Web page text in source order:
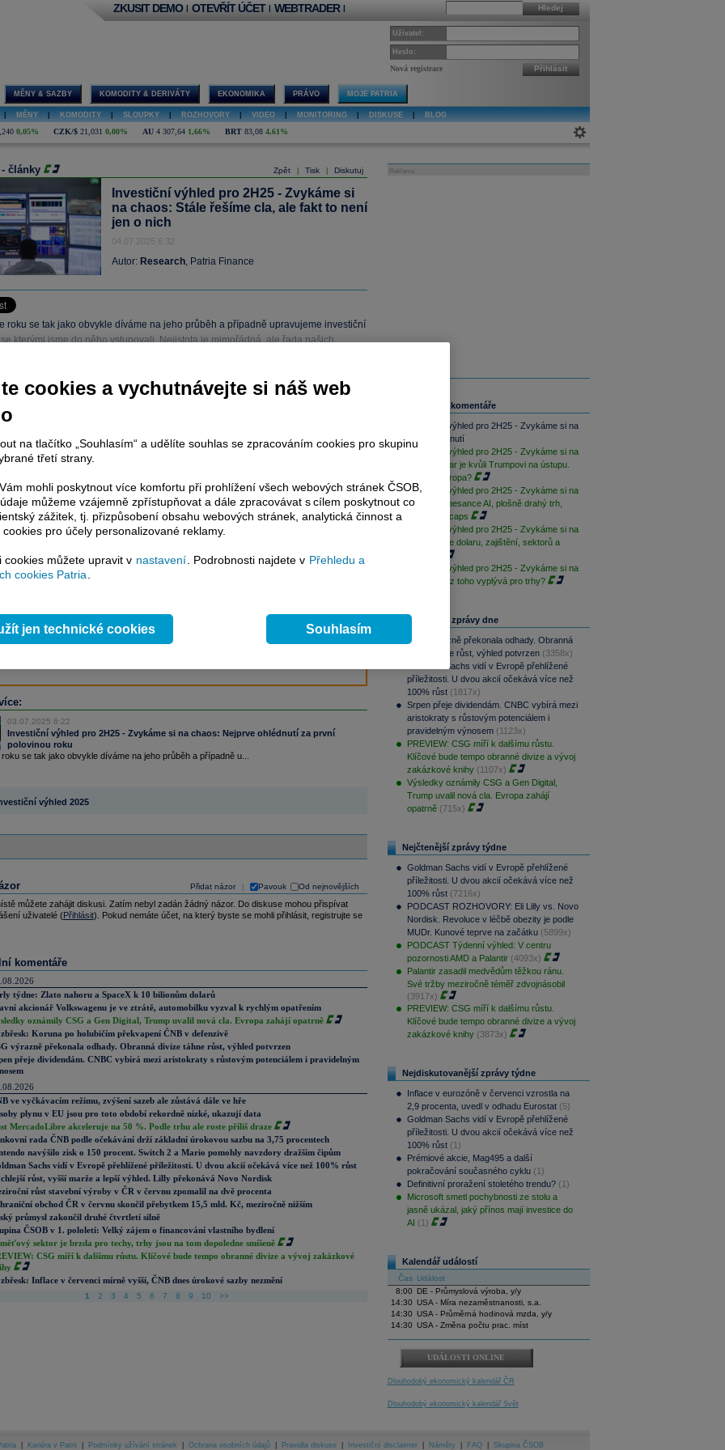
Hledej
ZKUSIT DEMO | OTEVŘÍT ÚČET | WEBTRADER |
Uživatel:
Heslo:
Nová registrace Přihlásit
MĚNY & SAZBY KOMODITY & DERIVÁTY EKONOMIKA PRÁVO MOJE PATRIA
MĚNY KOMODITY SLOUPKY ROZHOVORY VIDEO MONITORING DISKUSE BLOG
0,05% CZK/$ 21,031 0,00% AU 4 307,64 1,66% BRT 83,08 4,61%
Zpět Tisk Diskutuj
- články
Investiční výhled pro 2H25 - Zvykáme si
na chaos: Stále řešíme cla, ale fakt to není
jen o nich
04.07.2025 6:32
Autor: Research, Patria Finance
roku se tak jako obvykle díváme na jeho průběh a případně upravujeme investiční
kterými jsme do něho vstupovali. Nejistota je mimořádná, ale řada našich
článku je dostupné jen klientům placených služeb
služeb, potom je nutné sePřihlásit.
ke
kompletnímu zpravodajství
bez jakýchkoliv omezení. Veškeré
komentáře a horké zprávy jsou
a v plné verzi.
časových řad ke stažení,
avaluace, ekonomickéfundamenty více
03.07.2025 6:22
Investiční výhled pro 2H25 - Zvykáme si na chaos: Nejprve ohlédnutí za první
polovinou roku
se tak jako obvykle díváme na jeho průběh a případně u...
výhled 2025
Přidat názor Pavouk Od nejnovějších
můžete zahájit diskusi. Zatím nebyl zadán žádný názor. Do diskuse mohou přispívat
uživatelé (Přihlásit). Pokud nemáte účet, na který byste se mohli přihlásit, registrujte se
komentáře
týdne: Zlato nahoru a SpaceX k 10 bilionům dolarů
akcionář Volkswagenu je ve ztrátě, automobilku vyzval k rychlým opatřením
oznámily CSG a Gen Digital, Trump uvalil nová cla. Evropa zahájí opatrně
Koruna po holubičím překvapení ČNB v defenzivě
výrazně překonala odhady. Obranná divize táhne růst, výhled potvrzen
přeje dividendám. CNBC vybírá mezi aristokraty s růstovým potenciálem i pravidelným
ve vyčkávacím režimu, zvýšení sazeb ale zůstává dále ve hře
plynu v EU jsou pro toto období rekordně nízké, ukazují data
MercadoLibre akceleruje na 50 %. Podle trhu ale roste příliš draze
rada ČNB podle očekávání drží základní úrokovou sazbu na 3,75 procentech
navýšilo zisk o 150 procent. Switch 2 a Mario pomohly navzdory dražším čipům
Sachs vidí v Evropě přehlížené příležitosti. U dvou akcií očekává více než 100% růst
růst, vyšší marže a lepší výhled. Lilly překonává Novo Nordisk
růst stavební výroby v ČR v červnu zpomalil na dvě procenta
obchod ČR v červnu skončil přebytkem 15,5 mld. Kč, meziročně nižším
průmysl zakončil druhé čtvrtletí silně
ČSOB v 1. pololetí: Velký zájem o financování vlastního bydlení
sektor je brzda pro techy, trhy jsou na tom dopoledne smíšeně
CSG míří k dalšímu růstu. Klíčové bude tempo obranné divize a vývoj zakázkové
Inflace v červenci mírně vyšší, ČNB dnes úrokové sazby nezmění
1 2 3 4 5 6 7 8 9 10 >>
Reklama
Související komentáře
Investiční výhled pro 2H25 - Zvykáme si na
chaos: Shrnutí
Investiční výhled pro 2H25 - Zvykáme si na
chaos: Dolar je kvůli Trumpovi na ústupu.
Co zlato a ropa?
Investiční výhled pro 2H25 - Zvykáme si na
chaos: Renesance AI, plošně drahý trh,
bída small caps
Investiční výhled pro 2H25 - Zvykáme si na
chaos: Role dolaru, zajištění, sektorů a
Investiční výhled pro 2H25 - Zvykáme si na
chaos: Co z toho vyplývá pro trhy?
Nejčtenější zprávy dne
CSG výrazně překonala odhady. Obranná
divize táhne růst, výhled potvrzen (3358x)
Goldman Sachs vidí v Evropě přehlížené
příležitosti. U dvou akcií očekává více než
100% růst (1817x)
Srpen přeje dividendám. CNBC vybírá mezi
aristokraty s růstovým potenciálem i
pravidelným výnosem (1123x)
PREVIEW: CSG míří k dalšímu růstu.
Klíčové bude tempo obranné divize a vývoj
zakázkové knihy (1107x)
Výsledky oznámily CSG a Gen Digital,
Trump uvalil nová cla. Evropa zahájí
opatrně (715x)
Nejčtenější zprávy týdne
Goldman Sachs vidí v Evropě přehlížené
příležitosti. U dvou akcií očekává více než
100% růst (7216x)
PODCAST ROZHOVORY: Eli Lilly vs. Novo
Nordisk. Revoluce v léčbě obezity je podle
MUDr. Kunové teprve na začátku (5899x)
PODCAST Týdenní výhled: V centru
pozornosti AMD a Palantir (4093x)
Palantir zasadil medvědům těžkou ránu.
Své tržby meziročně téměř zdvojnásobil
(3917x)
PREVIEW: CSG míří k dalšímu růstu.
Klíčové bude tempo obranné divize a vývoj
zakázkové knihy (3873x)
Nejdiskutovanější zprávy týdne
Inflace v eurozóně v červenci vzrostla na
2,9 procenta, uvedl v odhadu Eurostat (5)
Goldman Sachs vidí v Evropě přehlížené
příležitosti. U dvou akcií očekává více než
100% růst (1)
Prémiové akcie, Mag495 a další
pokračování současného cyklu (1)
Definitivní proražení stoletého trendu? (1)
Microsoft smetl pochybnosti ze stolu a
jasně ukázal, jaký přínos mají investice do
AI (1)
Kalendář událostí
Čas Událost
8:00
DE - Průmyslová výroba, y/y
14:30 USA - Míra nezaměstnanosti, s.a.
14:30 USA - Průměrná hodinová mzda, y/y
14:30 USA - Změna počtu prac. míst
UDÁLOSTI ONLINE
Dlouhodobý ekonomický kalendář ČR
Dlouhodobý ekonomický kalendář Svět
Kariéra v Patrii Podmínky užívání stránek Ochrana osobních údajů Pravidla diskuse Investiční disclaimer Náměty FAQ Skupina ČSOB
cookies a vychutnávejte si náš web
na tlačítko „Souhlasím“ a udělíte souhlas se zpracováním cookies pro skupinu
třetí strany.
mohli poskytnout více komfortu při prohlížení všech webových stránek ČSOB,
můžeme vzájemně zpřístupňovat a dále zpracovávat s cílem poskytnout co
zážitek, tj. přizpůsobení obsahu webových stránek, analytická činnost a
pro účely personalizované reklamy.
cookies můžete upravit v nastavení . Podrobnosti najdete v Přehledu a
cookies Patria
jen technické cookies Souhlasím